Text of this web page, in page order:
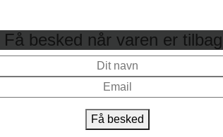
Få besked når varen er
Få besked